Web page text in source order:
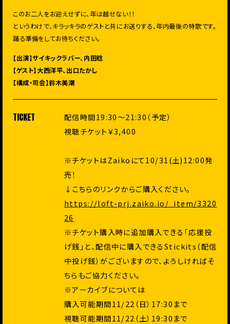
このお二人をお迎えせずに、年は越せない！！
というわけで、キラッキラのゲストと共にお送りする、年内最後の特歌です。
踊る準備をしてお待ちください。
【出演】サイキックラバー、内田稔
【ゲスト】大西洋平、出口たかし
【構成・司会】鈴木美潮
TICKET
配信時間19:30〜21:30（予定）
視聴チケット￥3,400
※チケットはZaikoにて10/31(土)12:00発
売！
↓こちらのリンクからご購入ください。
https://loft-prj.zaiko.io/_item/3320
26
※チケット購入時に追加購入できる「応援投
げ銭」と、配信中に購入できるStickits（配信
中投げ銭）がございますので、よろしければそ
ちらもご協力ください。
※アーカイブについては
購入可能期間11/22（日）17:30まで
視聴可能期間11/22（土）19:30まで